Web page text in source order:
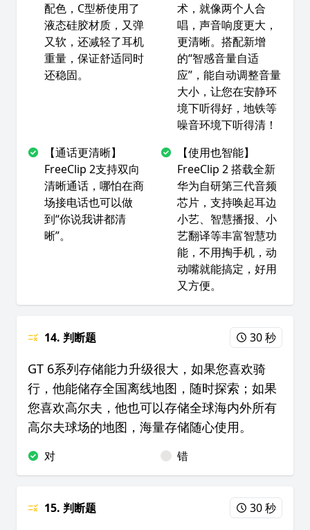
配色，C型桥使用了
液态硅胶材质，又弹
又软，还减轻了耳机
重量，保证舒适同时
还稳固。
术，就像两个人合
唱，声音响度更大，
更清晰。搭配新增
的“智感音量自适
应”，能自动调整音量
大小，让您在安静环
境下听得好，地铁等
噪音环境下听得清！
【通话更清晰】
FreeClip 2支持双向
清晰通话，哪怕在商
场接电话也可以做
到“你说我讲都清
晰”。
【使用也智能】
FreeClip 2 搭载全新
华为自研第三代音频
芯片，支持唤起耳边
小艺、智慧播报、小
艺翻译等丰富智慧功
能，不用掏手机，动
动嘴就能搞定，好用
又方便。
14. 判断题 30 秒
GT 6系列存储能力升级很大，如果您喜欢骑
行，他能储存全国离线地图，随时探索；如果
您喜欢高尔夫，他也可以存储全球海内外所有
高尔夫球场的地图，海量存储随心使用。
对 错
15. 判断题 30 秒